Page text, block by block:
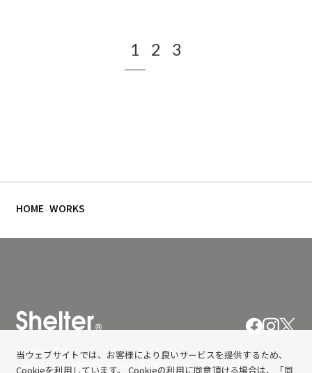
当ウェブサイトでは、お客様により良いサービスを提供するため、
Cookieを利用しています。 Cookieの利用に同意頂ける場合は、「同
1 2 3
HOME WORKS
Privacy Policy
copyright © SHELTER CO,LTD. All Rights Reserved.